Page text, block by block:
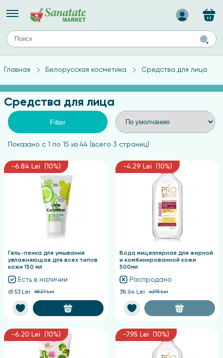
лица
Назад
ТИПЫ КОЖИ
Средства для комбинированной кожи
Средства для проблемной кожи
Средства для жирной кожи
Средства для чувствительной кожи
Главная Белорусская косметика Средства для лица
Средства для лица
Filter
Показано с 1 по 15 из 44 (всего 3 страниц)
-6.84 Lei (10%)
Гель-пенка для умывания
увлажняющая для всех типов
кожи 150 мл
Есть в наличии
61.53 Lei 68.37 Lei
-4.29 Lei (10%)
Вода мицеллярная для жирной
и комбинированной кожи
500мл
Распродано
38.64 Lei 42.93 Lei
-6.20 Lei (10%) -7.95 Lei (10%)